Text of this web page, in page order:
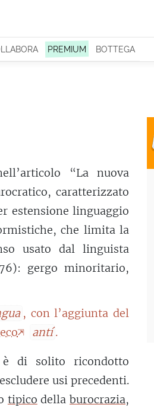
PREMIUM BOTTEGA
“La nuova
caratterizzato
estensione linguaggio
che limita la
usato dal linguista
gergo minoritario,
, con l’aggiunta del
antí .
di solito ricondotto
usi precedenti.
tipico della burocrazia,